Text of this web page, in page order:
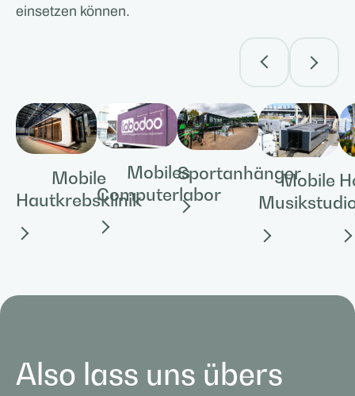
einsetzen können.
Mobile
Hautkrebsklinik
Mobiles
Computerlabor
SportanhängerMobile
Also lass uns übers